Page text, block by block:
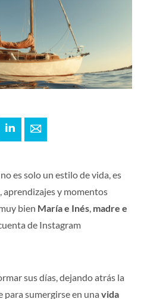
LinkedInE-mail
no es solo un estilo de vida, es
aprendizajes y momentos
bien María e Inés, madre e
de Instagram
sus días, dejando atrás la
sumergirse en una vida